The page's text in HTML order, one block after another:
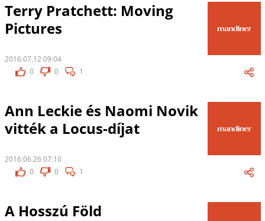
Terry Pratchett: Moving
Pictures
2016.07.12 09:04
0
0 1
Ann Leckie és Naomi Novik
vitték a Locus-díjat
2016.06.26 07:10
0
0 1
A Hosszú Föld